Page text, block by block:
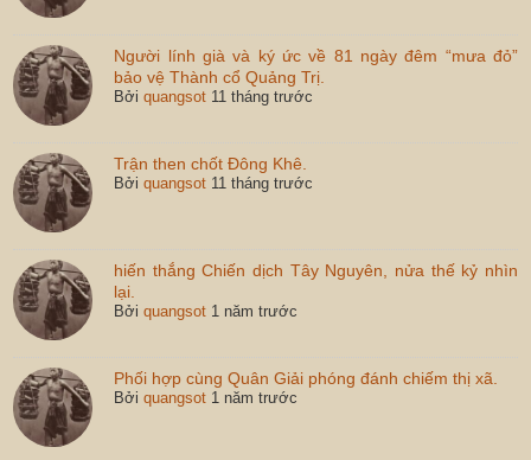
Người lính già và ký ức về 81 ngày đêm “mưa đỏ”
bảo vệ Thành cổ Quảng Trị.
Bởiquangsot 11 tháng trước
Trận then chốt Đông Khê.
Bởiquangsot 11 tháng trước
hiến thắng Chiến dịch Tây Nguyên, nửa thế kỷ nhìn
lại.
Bởiquangsot 1 năm trước
Phối hợp cùng Quân Giải phóng đánh chiếm thị xã.
Bởiquangsot 1 năm trước